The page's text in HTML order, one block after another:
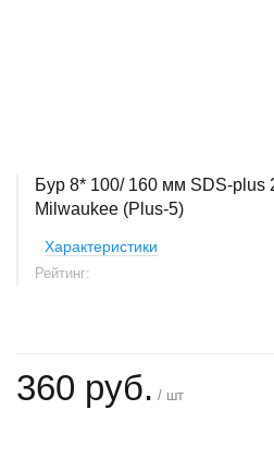
Бур 8* 100/ 160 мм SDS-plus
Milwaukee (Plus-5)
Характеристики
Рейтинг:
360 руб. / шт